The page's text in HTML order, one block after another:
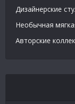
Дизайнерские
Необычная
Авторские